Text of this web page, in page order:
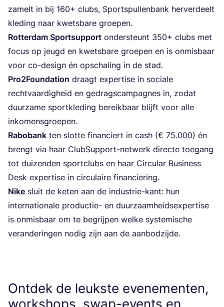
zamelt in bij 160+ clubs, Spor­ts­pu­llen­bank her­ver­deelt
kle­ding naar kwets­ba­re groepen.
Rot­ter­dam Spor­tsup­port onders­teunt 350+ clubs met
focus op jeugd en kwets­ba­re groe­pen en is onmis­baar
voor co-design én ops­cha­ling in de stad.
Pro2Foundation draagt exper­ti­se in socia­le
recht­vaar­digheid en gedrags­cam­pag­nes in, zodat
duur­za­me sport­kle­ding bereik­baar blijft voor alle
inkomensgroepen.
Rabo­bank ten slot­te finan­ciert in cash (€ 75.000) én
brengt via haar Club­Sup­port-net­werk direc­te toe­gang
tot dui­zen­den sport­clubs en haar Cir­cu­lar Busi­ness
Desk exper­ti­se in cir­cu­lai­re financiering.
Nike sluit de keten aan de indus­trie-kant: hun
inter­na­tio­na­le pro­duc­tie- en duur­zaamheid­sex­per­ti­se
is onmis­baar om te begrij­pen wel­ke sys­te­mis­che
veran­de­rin­gen nodig zijn aan de aanbodzijde.
Ontdek de leukste evenementen,
workshops, swap-events en